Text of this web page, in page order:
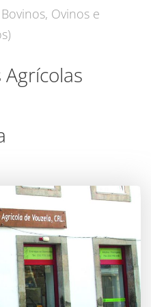
Ovinos e